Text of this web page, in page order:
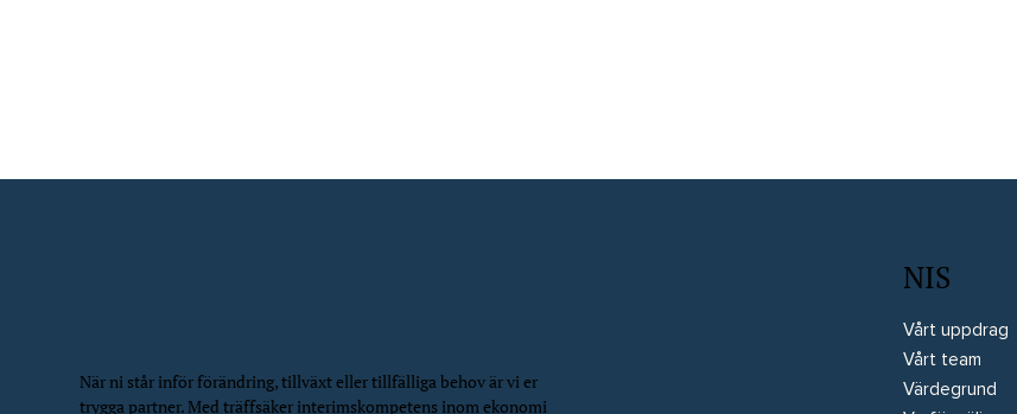
När ni står inför förändring, tillväxt eller tillfälliga behov är vi er
trygga partner. Med träffsäker interimskompetens inom ekonomi
NIS
Vårt uppdrag
Vårt team
Värdegrund